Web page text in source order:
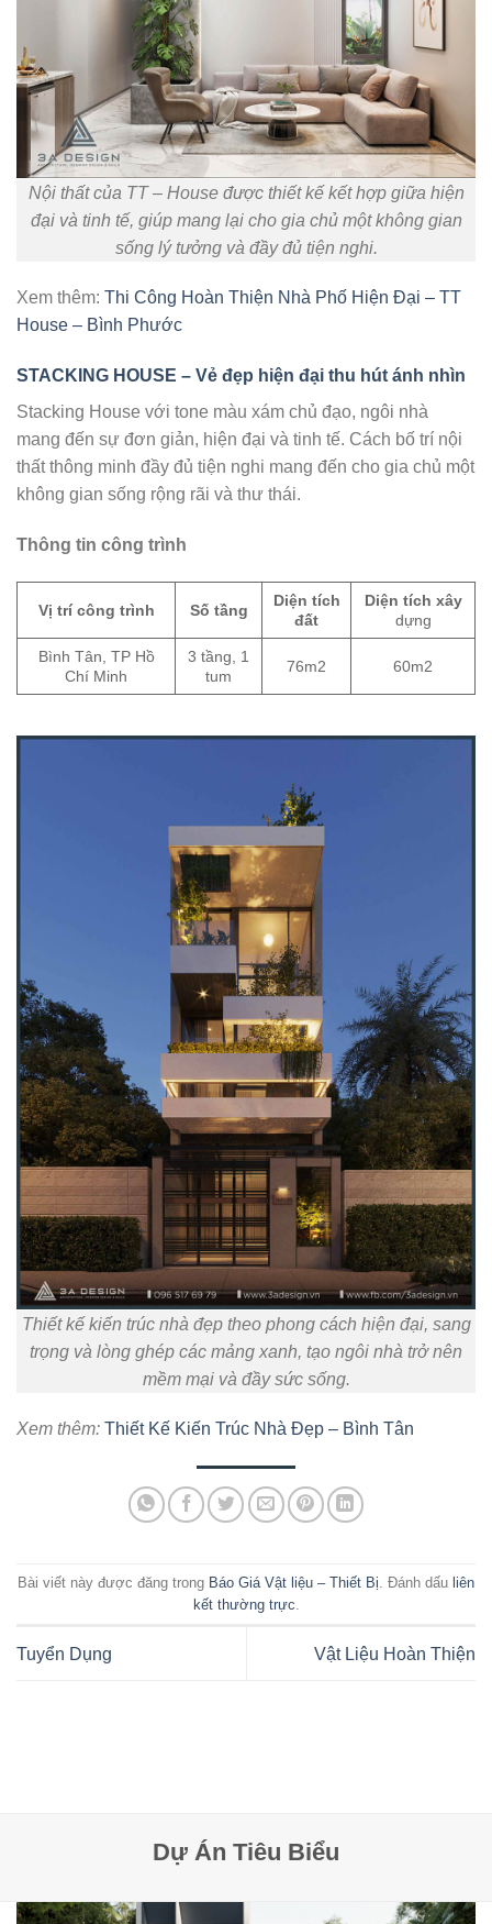
Nội thất của TT – House được thiết kế kết hợp giữa hiện
đại và tinh tế, giúp mang lại cho gia chủ một không gian
sống lý tưởng và đầy đủ tiện nghi.
Xem thêm: Thi Công Hoàn Thiện Nhà Phố Hiện Đại – TT
House – Bình Phước
STACKING HOUSE – Vẻ đẹp hiện đại thu hút ánh nhìn
Stacking House với tone màu xám chủ đạo, ngôi nhà
mang đến sự đơn giản, hiện đại và tinh tế. Cách bố trí nội
thất thông minh đầy đủ tiện nghi mang đến cho gia chủ một
không gian sống rộng rãi và thư thái.
Thông tin công trình
Vị trí công trình Số tầng
Diện tích
đất
Diện tích xây
dựng
Bình Tân, TP Hồ
Chí Minh
3 tầng, 1
tum
76m2 60m2
Thiết kế kiến trúc nhà đẹp theo phong cách hiện đại, sang
trọng và lòng ghép các mảng xanh, tạo ngôi nhà trở nên
mềm mại và đầy sức sống.
Xem thêm: Thiết Kế Kiến Trúc Nhà Đẹp – Bình Tân
Bài viết này được đăng trong Báo Giá Vật liệu – Thiết Bị . Đánh dấu liên
kết thường trực
Tuyển Dụng Vật Liệu Hoàn Thiện
Dự Án Tiêu Biểu